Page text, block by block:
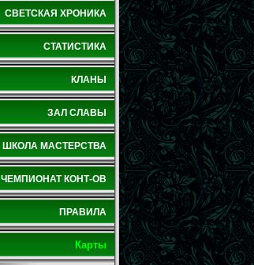
СВЕТСКАЯ ХРОНИКА
СТАТИСТИКА
КЛАНЫ
ЗАЛ СЛАВЫ
ШКОЛА МАСТЕРСТВА
ЧЕМПИОНАТ КОНТ-ОВ
ПРАВИЛА
Карты